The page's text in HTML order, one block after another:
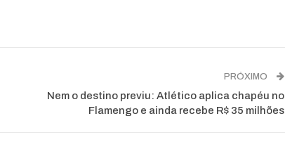
PRÓXIMO
Nem o destino previu: Atlético aplica chapéu no
Flamengo e ainda recebe R$ 35 milhões